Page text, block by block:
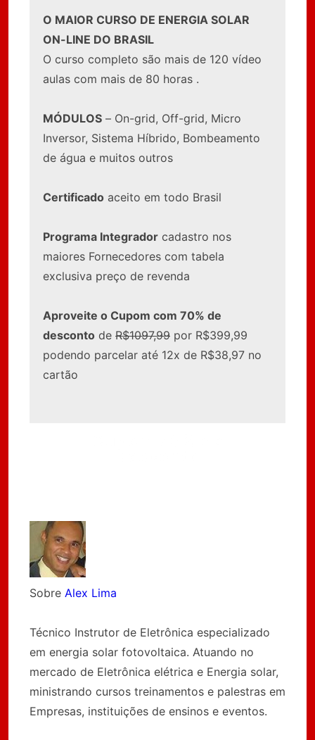
O MAIOR CURSO DE ENERGIA SOLAR
ON-LINE DO BRASIL
O curso completo são mais de 120 vídeo
aulas com mais de 80 horas .
MÓDULOS – On-grid, Off-grid, Micro
Inversor, Sistema Híbrido, Bombeamento
de água e muitos outros
Certificado aceito em todo Brasil
Programa Integrador cadastro nos
maiores Fornecedores com tabela
exclusiva preço de revenda
Aproveite o Cupom com 70% de
desconto de R$1097,99 por R$399,99
podendo parcelar até 12x de R$38,97 no
cartão
Sobre Alex Lima
Técnico Instrutor de Eletrônica especializado
em energia solar fotovoltaica. Atuando no
mercado de Eletrônica elétrica e Energia solar,
ministrando cursos treinamentos e palestras em
Empresas, instituições de ensinos e eventos.